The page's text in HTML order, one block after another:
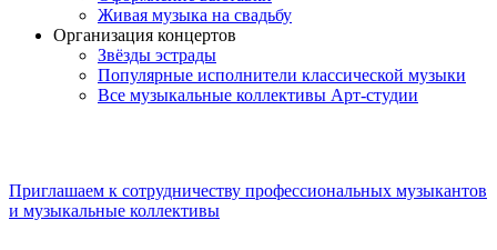
Живая музыка на свадьбу
Организация концертов
Звёзды эстрады
Популярные исполнители классической музыки
Все музыкальные коллективы Арт-студии
Приглашаем к сотрудничеству профессиональных музыкантов
и музыкальные коллективы